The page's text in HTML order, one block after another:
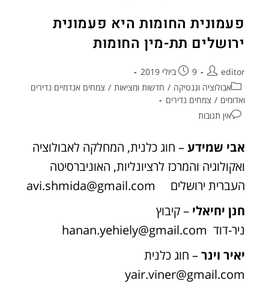
פעמונית החומות היא פעמונית
ירושלים תת-מין החומות
editor
9 ביולי 2019
אבולוציה וגנטיקה / חדשות ומציאות / צמחים אנדמיים נדירים
ואדומים / צמחים נדירים
אין תגובות
אבי שמידע– חוג כלנית, המחלקה לאבולוציה
ואקולוגיה והמרכז לרציונליות, האוניברסיטה
העברית ירושלים
avi.shmida@gmail.com
חנן יחיאלי – קיבוץ
ניר-דוד hanan.yehiely@gmail.com
יאיר וינר– חוג כלנית
yair.viner@gmail.com